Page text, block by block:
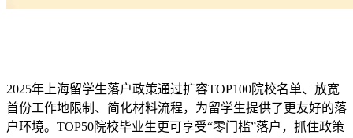
2025年上海留学生落户政策通过扩容TOP100院校名单、放宽
首份工作地限制、简化材料流程，为留学生提供了更友好的落
户环境。TOP50院校毕业生更可享受“零门槛”落户，抓住政策